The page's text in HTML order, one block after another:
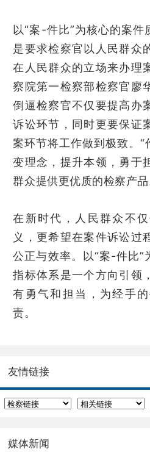
以“案-件比”为核心的案
是要求检察官以人民群众
在人民群众的立场来办理
察院第一检察部检察官廖
倒逼检察官不仅要提高办
诉讼环节，同时更要保证
案环节将工作做到极致。
变理念，提升本领，勇于
群众提供更优质的检察产品
在新时代，人民群众不
义，更希望在案件诉讼过
公正与效率。以“案-件比”
指标体系是一个方向引领
有勇气和担当，为经手
责。
友情链接
媒体新闻